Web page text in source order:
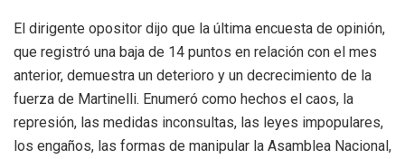
El dirigente opositor dijo que la última encuesta de opinión,
que registró una baja de 14 puntos en relación con el mes
anterior, demuestra un deterioro y un decrecimiento de la
fuerza de Martinelli. Enumeró como hechos el caos, la
represión, las medidas inconsultas, las leyes impopulares,
los engaños, las formas de manipular la Asamblea Nacional,